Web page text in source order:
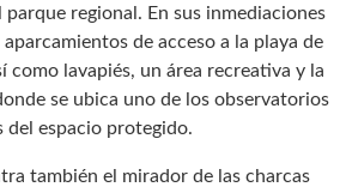
regional. En sus inmediaciones
de acceso a la playa de
como lavapiés, un área recreativa y la
se ubica uno de los observatorios
del espacio protegido.
también el mirador de las charcas